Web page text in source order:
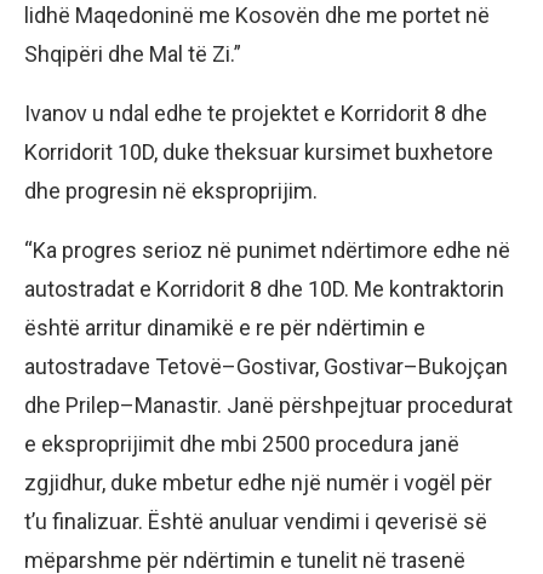
lidhë Maqedoninë me Kosovën dhe me portet në
Shqipëri dhe Mal të Zi.”
Ivanov u ndal edhe te projektet e Korridorit 8 dhe
Korridorit 10D, duke theksuar kursimet buxhetore
dhe progresin në eksproprijim.
“Ka progres serioz në punimet ndërtimore edhe në
autostradat e Korridorit 8 dhe 10D. Me kontraktorin
është arritur dinamikë e re për ndërtimin e
autostradave Tetovë–Gostivar, Gostivar–Bukojçan
dhe Prilep–Manastir. Janë përshpejtuar procedurat
e eksproprijimit dhe mbi 2500 procedura janë
zgjidhur, duke mbetur edhe një numër i vogël për
t’u finalizuar. Është anuluar vendimi i qeverisë së
mëparshme për ndërtimin e tunelit në trasenë